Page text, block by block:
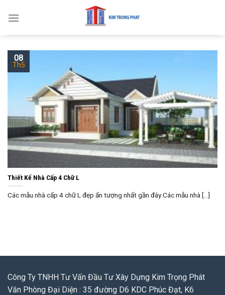
Thiết Kế Nhà Cấp 4 Chữ L
Các mẫu nhà cấp 4 chữ L đẹp ấn tượng nhất gần đây Các mẫu nhà [...]
08
Th5
Công Ty TNHH Tư Vấn Đầu Tư Xây Dựng Kim Trọng Phát
Văn Phòng Đại Diện : 35 đường D6 KDC Phúc Đạt, K6